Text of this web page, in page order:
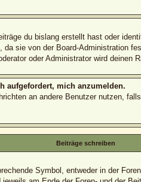
du bislang erstellt hast oder
sie von der Board-Administration
oder Administrator wird deinen
aufgefordert, mich anzumelden.
an andere Benutzer nutzen,
Beiträge schreiben
Symbol, entweder in der